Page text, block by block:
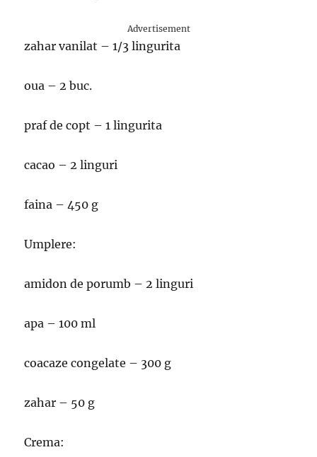
Advertisement
zahar vanilat – 1/3 lingurita
oua – 2 buc.
praf de copt – 1 lingurita
cacao – 2 linguri
faina – 450 g
Umplere:
amidon de porumb – 2 linguri
apa – 100 ml
coacaze congelate – 300 g
zahar – 50 g
Crema: